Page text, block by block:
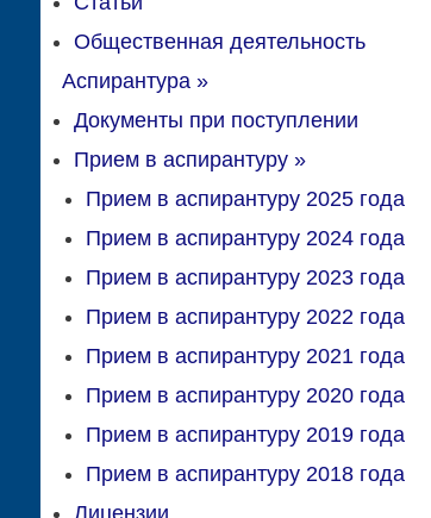
Общественная деятельность
Аспирантура»
Документы при поступлении
Прием в аспирантуру»
Прием в аспирантуру 2025 года
Прием в аспирантуру 2024 года
Прием в аспирантуру 2023 года
Прием в аспирантуру 2022 года
Прием в аспирантуру 2021 года
Прием в аспирантуру 2020 года
Прием в аспирантуру 2019 года
Прием в аспирантуру 2018 года
Лицензии